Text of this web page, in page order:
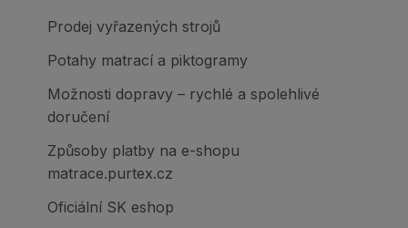
Prodej vyřazených strojů
Potahy matrací a piktogramy
Možnosti dopravy – rychlé a spolehlivé
doručení
Způsoby platby na e-shopu
matrace.purtex.cz
Oficiální SK eshop